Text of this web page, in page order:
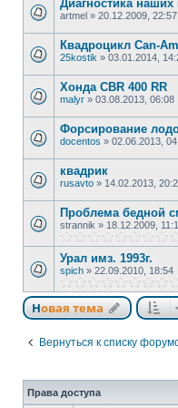
Диагностика наших
artmel » 20.12.2009, 22:57
Квадроцикл Can-
25kostik » 03.01.2014,
Хонда CBR 400 RR
malyr » 03.08.2013, 06:08
Форсирование
docentos » 02.06.2013,
квадрик
rusavto » 14.02.2013,
Проблема бедной
strannik » 18.12.2009,
Урал имз. 1993г.
spich » 22.09.2010, 18:54
Новая тема
Вернуться к списку
Права доступа